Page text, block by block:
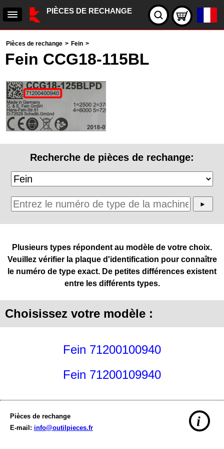
PIÈCES DE RECHANGE
Pièces de rechange > Fein >
Fein CCG18-115BL
Recherche de pièces de rechange:
Plusieurs types répondent au modèle de votre choix.
Veuillez vérifier la plaque d'identification pour connaître
le numéro de type exact. De petites différences existent
entre les différents types.
Choisissez votre modèle :
Fein 71200100940
Fein 71200109940
Pièces de rechange
E-mail: info@outilpieces.fr i